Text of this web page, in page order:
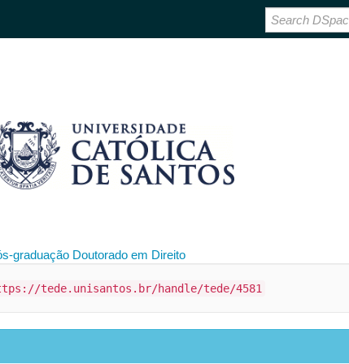
graduação Doutorado em Direito
tede.unisantos.br/handle/tede/4581